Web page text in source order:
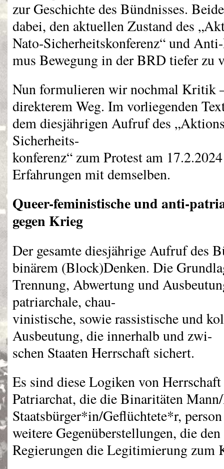
zur Geschichte des Bündnisses.
dabei, den aktuellen Zustand des
Nato-Sicherheitskonferenz“ und
mus Bewegung in derBRD tiefer zu
Nun formulieren wir nochmal Kritik
direkterem Weg. Im vorliegenden
dem diesjährigen Aufruf des
Sicherheits-
konferenz“ zum Protest am
Erfahrungen mit demselben.
Queer-feministische und anti-
gegen Krieg
Der gesamte diesjährige Aufruf des
binärem (Block)Denken. Die
Trennung, Abwertung und
patriarchale, chau-
vinistische, sowie rassistische und
Ausbeutung, die innerhalb und zwi-
schen Staaten Herrschaft sichert.
Es sind diese Logiken von
Patriarchat, die die Binaritäten
Staatsbürger*in/Geflüchtete*r,
weitere Gegenüberstellungen, die
Regierungen die Legitimierung zum